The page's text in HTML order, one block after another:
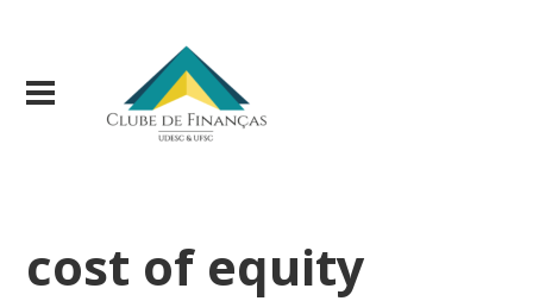
cost of equity